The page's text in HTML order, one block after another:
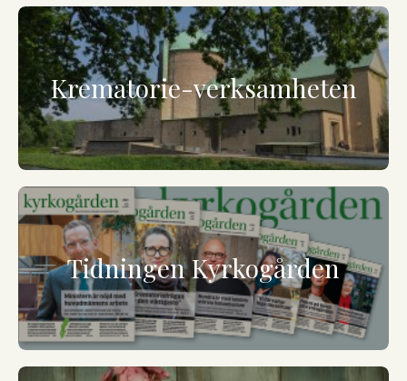
Krematorie-verksamheten
Tidningen Kyrkogården